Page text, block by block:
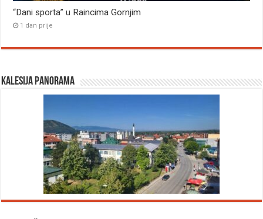
“Dani sporta” u Raincima Gornjim
1 dan prije
Kalesija panorama